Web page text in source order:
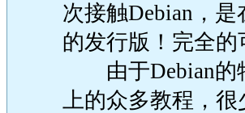
次接触Debian，
的发行版！完全
由于Debian的
上的众多教程，很